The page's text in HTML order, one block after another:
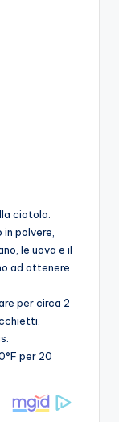
ciotola.
polvere,
le uova e il
ad ottenere
per circa 2
per 20